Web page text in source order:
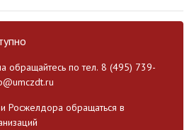
обращайтесь по тел. 8 (495) 739-
Росжелдора обращаться в